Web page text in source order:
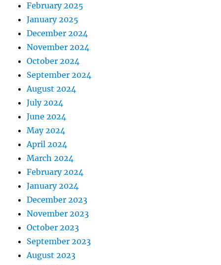
February 2025
January 2025
December 2024
November 2024
October 2024
September 2024
August 2024
July 2024
June 2024
May 2024
April 2024
March 2024
February 2024
January 2024
December 2023
November 2023
October 2023
September 2023
August 2023